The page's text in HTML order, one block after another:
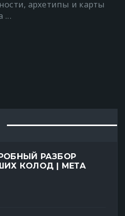
архетипы и карты
...
РАЗБОР
КОЛОД | МЕТА